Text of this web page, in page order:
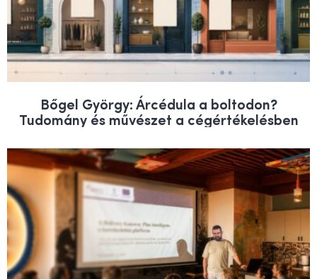
Bőgel György: Árcédula a boltodon?
Tudomány és művészet a cégértékelésben